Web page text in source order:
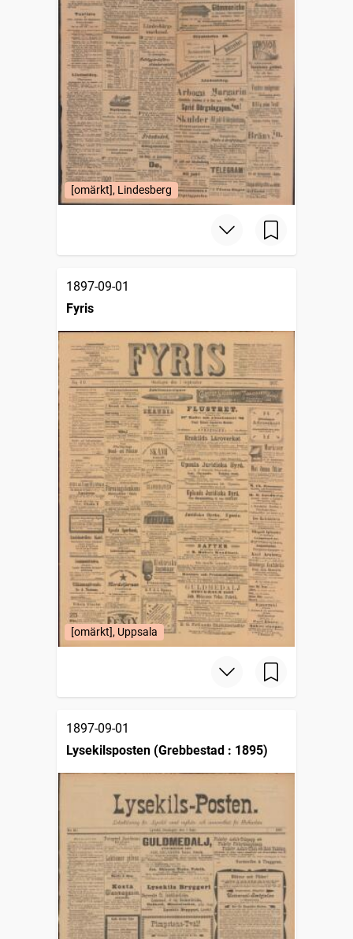
[omärkt], Lindesberg
1897-09-01
Fyris
[omärkt], Uppsala
1897-09-01
Lysekilsposten (Grebbestad : 1895)